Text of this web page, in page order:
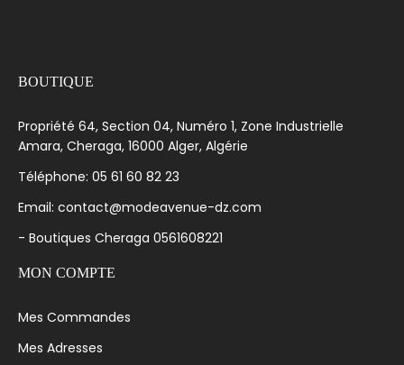
BOUTIQUE
Propriété 64, Section 04, Numéro 1, Zone Industrielle
Amara, Cheraga, 16000 Alger, Algérie
Téléphone: 05 61 60 82 23
Email: contact@modeavenue-dz.com
- Boutiques Cheraga 0561608221
MON COMPTE
Mes Commandes
Mes Adresses